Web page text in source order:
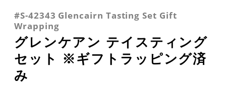
テイスティンググラス
その他ブランド
#S-42343 Glencairn Tasting Set Gift
Wrapping
グレンケアン テイスティング
セット ※ギフトラッピング済
み